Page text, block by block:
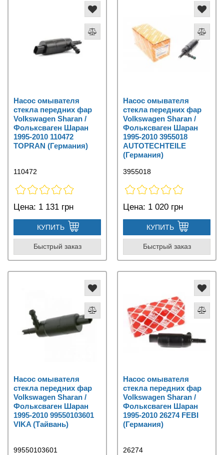
Насос омывателя
стекла передних фар
Volkswagen Sharan /
Фольксваген Шаран
1995-2010 110472
TOPRAN (Германия)
110472
Цена: 1 131 грн
КУПИТЬ
Быстрый заказ
Насос омывателя
стекла передних фар
Volkswagen Sharan /
Фольксваген Шаран
1995-2010 3955018
AUTOTECHTEILE
(Германия)
3955018
Цена: 1 020 грн
КУПИТЬ
Быстрый заказ
Насос омывателя
стекла передних фар
Volkswagen Sharan /
Фольксваген Шаран
1995-2010 99550103601
VIKA (Тайвань)
99550103601
Насос омывателя
стекла передних фар
Volkswagen Sharan /
Фольксваген Шаран
1995-2010 26274 FEBI
(Германия)
26274